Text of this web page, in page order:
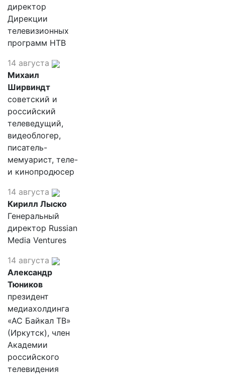
директор
Дирекции
телевизионных
программ НТВ
14 августа
Михаил
Ширвиндт
советский и
российский
телеведущий,
видеоблогер,
писатель-
мемуарист, теле-
и кинопродюсер
14 августа
Кирилл Лыско
Генеральный
директор Russian
Media Ventures
14 августа
Александр
Тюников
президент
медиахолдинга
«АС Байкал ТВ»
(Иркутск), член
Академии
российского
телевидения